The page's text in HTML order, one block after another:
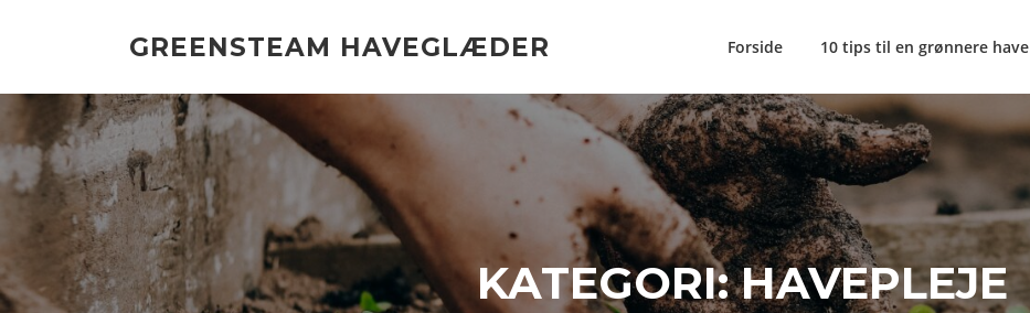
GREENSTEAM HAVEGLÆDER Forside 10 tips til en grønnere have
KATEGORI:HAVEPLEJE